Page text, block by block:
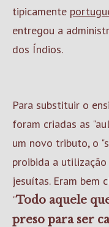
tipicamente
entregou a
dos Índios.
Para substituir o
foram criadas as
um novo tributo, o
proibida a
jesuítas. Eram bem
"Todo aquele
preso para ser